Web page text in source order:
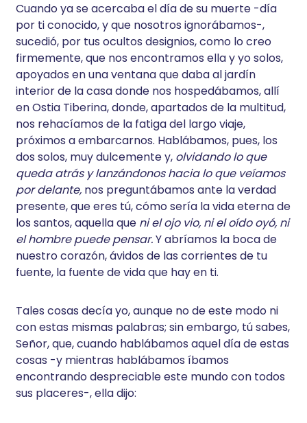
Cuando ya se acercaba el día de su muerte -día
por ti conocido, y que nosotros ignorábamos-,
sucedió, por tus ocultos designios, como lo creo
firmemente, que nos encontramos ella y yo solos,
apoyados en una ventana que daba al jardín
interior de la casa donde nos hospedábamos, allí
en Ostia Tiberina, donde, apartados de la multitud,
nos rehacíamos de la fatiga del largo viaje,
próximos a embarcarnos. Hablábamos, pues, los
dos solos, muy dulcemente y, olvidando lo que
queda atrás y lanzándonos hacia lo que veíamos
por delante, nos preguntábamos ante la verdad
presente, que eres tú, cómo sería la vida eterna de
los santos, aquella que ni el ojo vio, ni el oído oyó, ni
el hombre puede pensar.Y abríamos la boca de
nuestro corazón, ávidos de las corrientes de tu
fuente, la fuente de vida que hay en ti.
Tales cosas decía yo, aunque no de este modo ni
con estas mismas palabras; sin embargo, tú sabes,
Señor, que, cuando hablábamos aquel día de estas
cosas -y mientras hablábamos íbamos
encontrando despreciable este mundo con todos
sus placeres-, ella dijo: